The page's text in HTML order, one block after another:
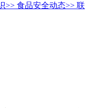
>> 食品安全动态>> 联